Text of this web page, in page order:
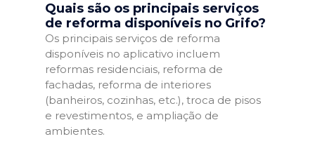
Quais são os principais serviços
de reforma disponíveis no Grifo?
Os principais serviços de reforma
disponíveis no aplicativo incluem
reformas residenciais, reforma de
fachadas, reforma de interiores
(banheiros, cozinhas, etc.), troca de pisos
e revestimentos, e ampliação de
ambientes.